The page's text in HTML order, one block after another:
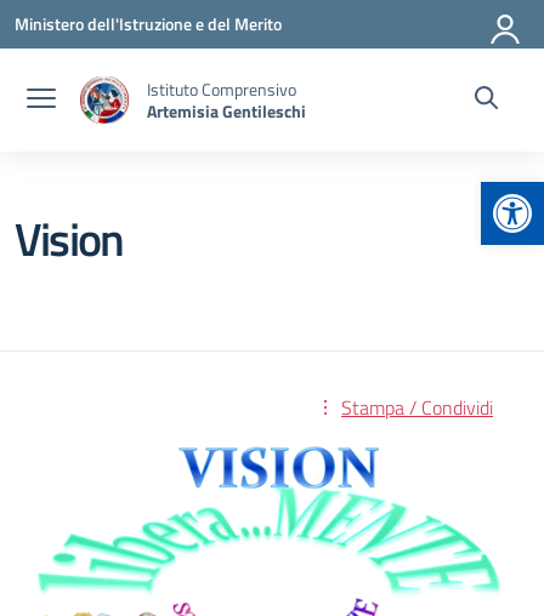
Vai ai contenuti
Vai al menu di navigazione
Vai al footer
Ministero dell'Istruzione e del Merito
Istituto Comprensivo
Artemisia Gentileschi
Vision
Stampa / Condividi